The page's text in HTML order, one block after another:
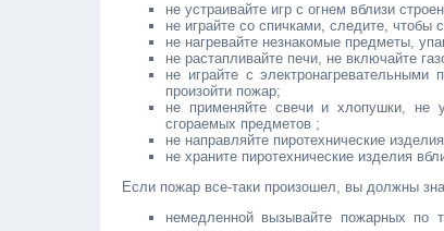
не устраивайте игр с огнем вблизи
не играйте со спичками, следите,
не нагревайте незнакомые предметы,
не растапливайте печи, не включайте
не играйте с
произойти пожар;
не применяйте свечи и хлопушки, не
сгораемых предметов ;
не направляйте пиротехнические
не храните пиротехнические изделия
Если пожар все-таки произошел, вы должны
немедленной вызывайте пожарных